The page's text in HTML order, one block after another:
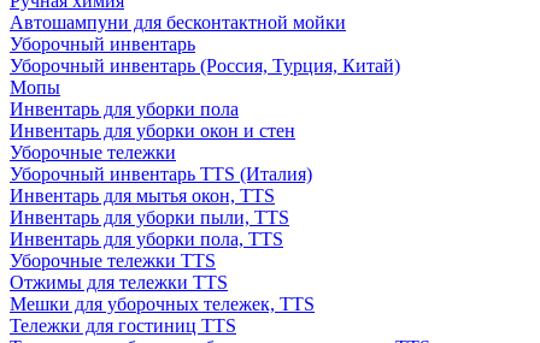
Автошампуни для бесконтактной мойки
Уборочный инвентарь
Уборочный инвентарь (Россия, Турция, Китай)
Мопы
Инвентарь для уборки пола
Инвентарь для уборки окон и стен
Уборочные тележки
Уборочный инвентарь TTS (Италия)
Инвентарь для мытья окон, TTS
Инвентарь для уборки пыли, TTS
Инвентарь для уборки пола, TTS
Уборочные тележки TTS
Отжимы для тележки TTS
Мешки для уборочных тележек, TTS
Тележки для гостиниц TTS